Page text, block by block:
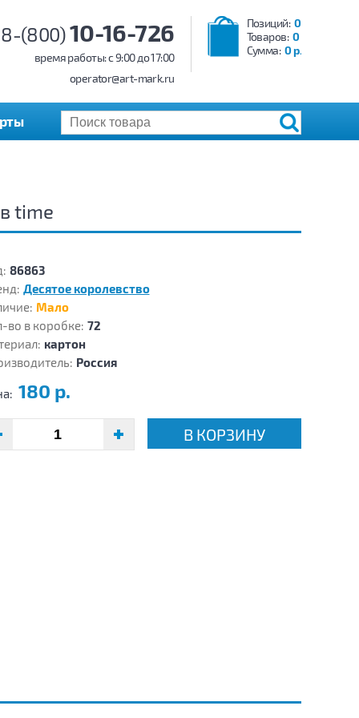
Позиций: 0
Товаров: 0
Сумма: 0 р.
8-(800)10-16-726
время работы: c 9:00 до 17:00
operator@art-mark.ru
time
86863
Десятое королевство
Мало
во в коробке: 72
картон
Россия
180 р.
В КОРЗИНУ